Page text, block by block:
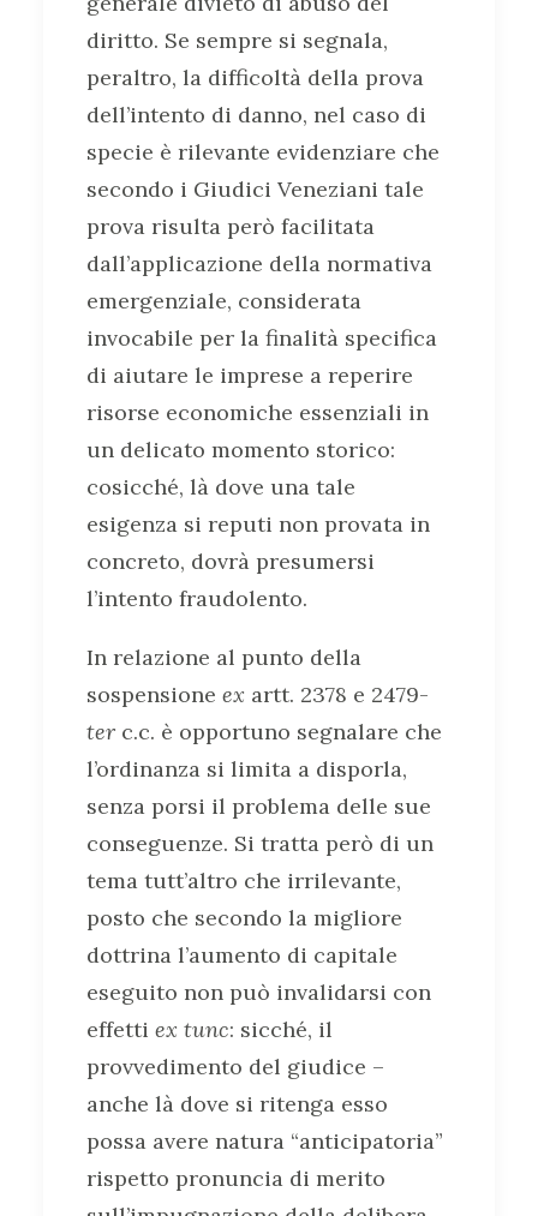
diritto. Se sempre si segnala,
peraltro, la difficoltà della prova
dell’intento di danno, nel caso di
specie è rilevante evidenziare che
secondo i Giudici Veneziani tale
prova risulta però facilitata
dall’applicazione della normativa
emergenziale, considerata
invocabile per la finalità specifica
di aiutare le imprese a reperire
risorse economiche essenziali in
un delicato momento storico:
cosicché, là dove una tale
esigenza si reputi non provata in
concreto, dovrà presumersi
l’intento fraudolento.
In relazione al punto della
sospensione ex artt. 2378 e 2479-
ter c.c. è opportuno segnalare che
l’ordinanza si limita a disporla,
senza porsi il problema delle sue
conseguenze. Si tratta però di un
tema tutt’altro che irrilevante,
posto che secondo la migliore
dottrina l’aumento di capitale
eseguito non può invalidarsi con
effetti ex tunc: sicché, il
provvedimento del giudice –
anche là dove si ritenga esso
possa avere natura “anticipatoria”
rispetto pronuncia di merito